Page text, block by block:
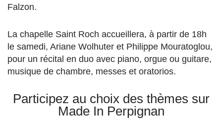
Falzon.
La chapelle Saint Roch accueillera, à partir de 18h
le samedi, Ariane Wolhuter et Philippe Mouratoglou,
pour un récital en duo avec piano, orgue ou guitare,
musique de chambre, messes et oratorios.
Participez au choix des thèmes sur
Made In Perpignan